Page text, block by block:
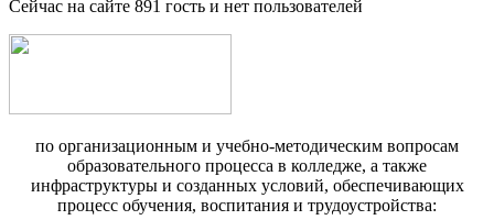
Сейчас на сайте 891 гость и нет пользователей
по организационным и учебно-методическим вопросам
образовательного процесса в колледже, а также
инфраструктуры и созданных условий, обеспечивающих
процесс обучения, воспитания и трудоустройства: